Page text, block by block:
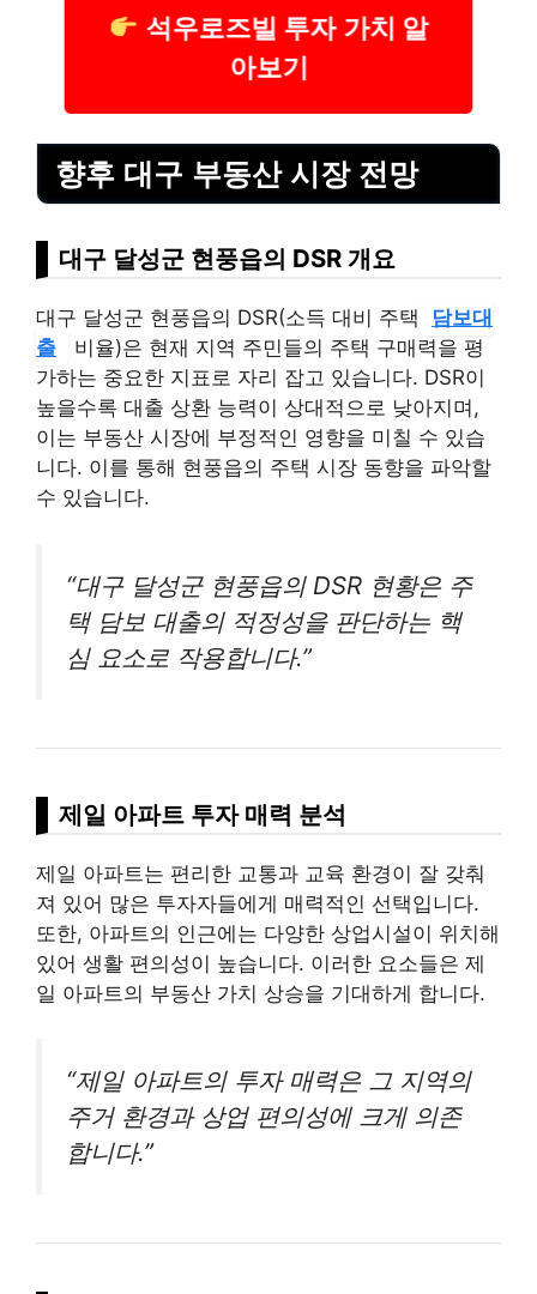
석우로즈빌 투자 가치 알
아보기
향후 대구 부동산 시장 전망
대구 달성군 현풍읍의 DSR 개요
대구 달성군 현풍읍의 DSR(소득 대비 주택
담보대
출
비율)은 현재 지역 주민들의 주택 구매력을 평
가하는 중요한 지표로 자리 잡고 있습니다. DSR이
높을수록 대출 상환 능력이 상대적으로 낮아지며,
이는 부동산 시장에 부정적인 영향을 미칠 수 있습
니다. 이를 통해 현풍읍의 주택 시장 동향을 파악할
수 있습니다.
“대구 달성군 현풍읍의 DSR 현황은 주
택 담보 대출의 적정성을 판단하는 핵
심 요소로 작용합니다.”
제일 아파트 투자 매력 분석
제일 아파트는 편리한 교통과 교육 환경이 잘 갖춰
져 있어 많은 투자자들에게 매력적인 선택입니다.
또한, 아파트의 인근에는 다양한 상업시설이 위치해
있어 생활 편의성이 높습니다. 이러한 요소들은 제
일 아파트의 부동산 가치 상승을 기대하게 합니다.
“제일 아파트의 투자 매력은 그 지역의
주거 환경과 상업 편의성에 크게 의존
합니다.”